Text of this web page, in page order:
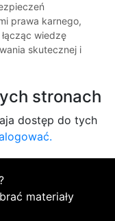
prawa karnego,
wiedzę
skutecznej i
stronach
dostęp do tych
materiały